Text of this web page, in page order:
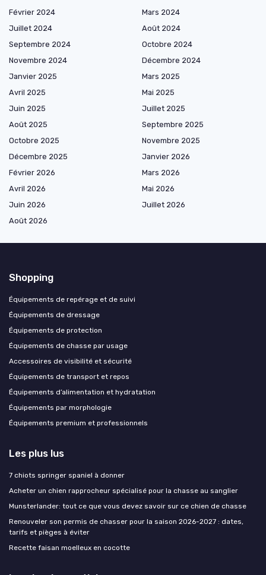
Février 2024
Mars 2024
Juillet 2024
Août 2024
Septembre 2024
Octobre 2024
Novembre 2024
Décembre 2024
Janvier 2025
Mars 2025
Avril 2025
Mai 2025
Juin 2025
Juillet 2025
Août 2025
Septembre 2025
Octobre 2025
Novembre 2025
Décembre 2025
Janvier 2026
Février 2026
Mars 2026
Avril 2026
Mai 2026
Juin 2026
Juillet 2026
Août 2026
Shopping
Équipements de repérage et de suivi
Équipements de dressage
Équipements de protection
Équipements de chasse par usage
Accessoires de visibilité et sécurité
Équipements de transport et repos
Équipements d’alimentation et hydratation
Équipements par morphologie
Équipements premium et professionnels
Les plus lus
7 chiots springer spaniel à donner
Acheter un chien rapprocheur spécialisé pour la chasse au sanglier
Munsterlander: tout ce que vous devez savoir sur ce chien de chasse
Renouveler son permis de chasser pour la saison 2026-2027 : dates,
tarifs et pièges à éviter
Recette faisan moelleux en cocotte